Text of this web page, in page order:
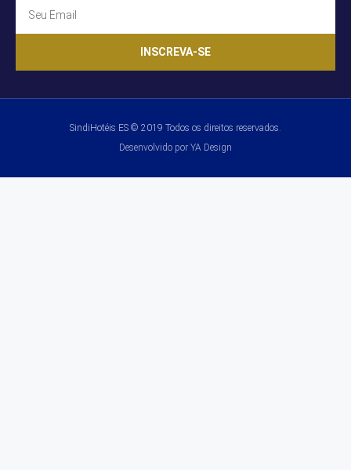
INSCREVA-SE
SindiHotéis ES © 2019 Todos os direitos reservados.
Desenvolvido por YA Design